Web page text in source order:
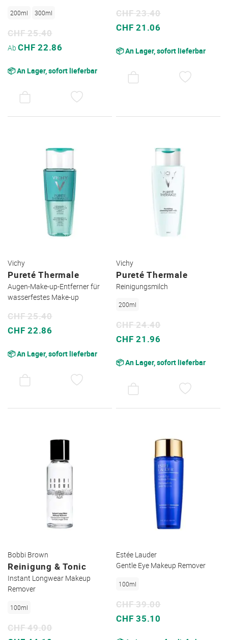
200ml 300ml
Sonderpreis
Ab CHF 22.86
CHF 25.40
📦 An Lager, sofort lieferbar
Sonderpreis
CHF 21.06
CHF 23.40
📦 An Lager, sofort lieferbar
Vichy
Pureté Thermale
Augen-Make-up-Entferner für
wasserfestes Make-up
Sonderpreis
CHF 22.86
CHF 25.40
📦 An Lager, sofort lieferbar
WUNSCHZETTEL
Vichy
Pureté Thermale
Reinigungsmilch
200ml
Sonderpreis
CHF 21.96
CHF 24.40
📦 An Lager, sofort lieferbar
Bobbi Brown
Reinigung & Tonic
Instant Longwear Makeup
Remover
100ml
CHF 49.00
Estée Lauder
Gentle Eye Makeup Remover
100ml
Sonderpreis
CHF 35.10
CHF 39.00